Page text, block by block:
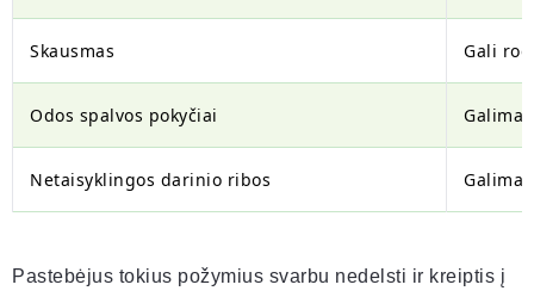
Skausmas Gali
Odos spalvos pokyčiai
Netaisyklingos darinio ribos
Pastebėjus tokius požymius svarbu nedelsti ir kreiptis į